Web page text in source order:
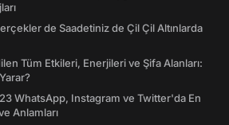
de Saadetiniz de Çil Çil Altınlarda
Tüm Etkileri, Enerjileri ve Şifa Alanları:
WhatsApp, Instagram ve Twitter'da En
Anlamları